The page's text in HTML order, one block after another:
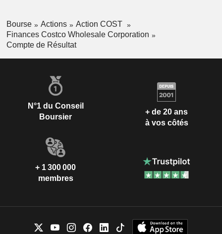
Bourse Actions
Action COST
Finances Costco Wholesale Corporation
Compte de Résultat
N°1 du Conseil
Boursier
+ de 20 ans
à vos côtés
+ 1 300 000
membres